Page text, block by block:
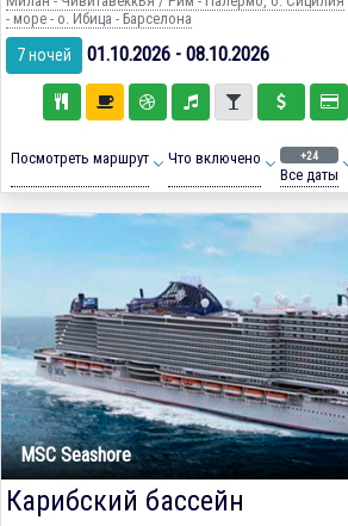
- море - о. Ибица - Барселона
7 ночей 01.10.2026 - 08.10.2026
Посмотреть маршрут Что включено +24
Все даты
MSC Seashore
Карибский бассейн